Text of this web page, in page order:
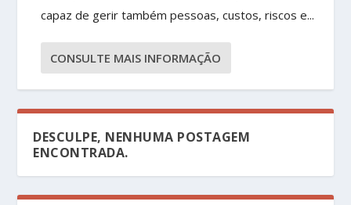
capaz de gerir também pessoas, custos, riscos e...
CONSULTE MAIS INFORMAÇÃO
DESCULPE, NENHUMA POSTAGEM
ENCONTRADA.